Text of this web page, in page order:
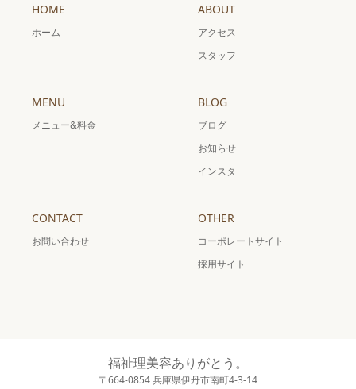
HOME
ホーム
ABOUT
アクセス
スタッフ
MENU
メニュー&料金
BLOG
ブログ
お知らせ
インスタ
CONTACT
お問い合わせ
OTHER
コーポレートサイト
採用サイト
福祉理美容ありがとう。
〒664-0854 兵庫県伊丹市南町4-3-14